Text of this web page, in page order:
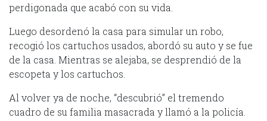
perdigonada que acabó con su vida.
Luego desordenó la casa para simular un robo,
recogió los cartuchos usados, abordó su auto y se fue
de la casa. Mientras se alejaba, se desprendió de la
escopeta y los cartuchos.
Al volver ya de noche, “descubrió” el tremendo
cuadro de su familia masacrada y llamó a la policía.